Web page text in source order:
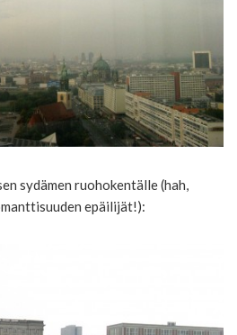
sydämen ruohokentälle (hah,
epäilijät!):